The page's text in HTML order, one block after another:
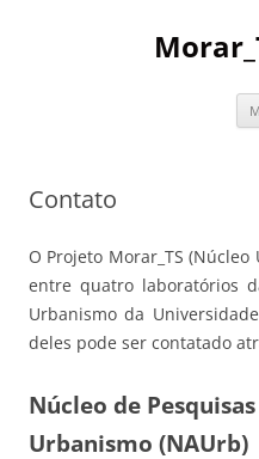
Contato
O Projeto Morar_TS
entre quatro laboratórios
Urbanismo da
deles pode ser contatado
Núcleo de
Urbanismo (NAUrb)